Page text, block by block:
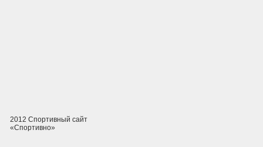
2012 Спортивный сайт
«Спортивно»